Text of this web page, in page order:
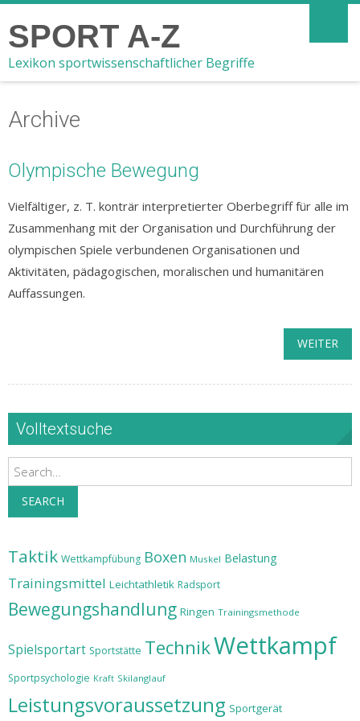
SPORT A-Z
Lexikon sportwissenschaftlicher Begriffe
Archive
Olympische Bewegung
Vielfältiger, z. T. konträr interpretierter Oberbegriff für alle im
Zusammenhang mit der Organisation und Durchführung der
olympischen Spiele verbundenen Organisationen und
Aktivitäten, pädagogischen, moralischen und humanitären
Auffassungen.
WEITER
Volltextsuche
Search
SEARCH
Taktik Wettkampfübung Boxen Muskel Belastung
Trainingsmittel Leichtathletik Radsport
Bewegungshandlung Ringen Trainingsmethode
Spielsportart Sportstätte TechnikWettkampf
Sportpsychologie Kraft Skilanglauf
Leistungsvoraussetzung Sportgerät